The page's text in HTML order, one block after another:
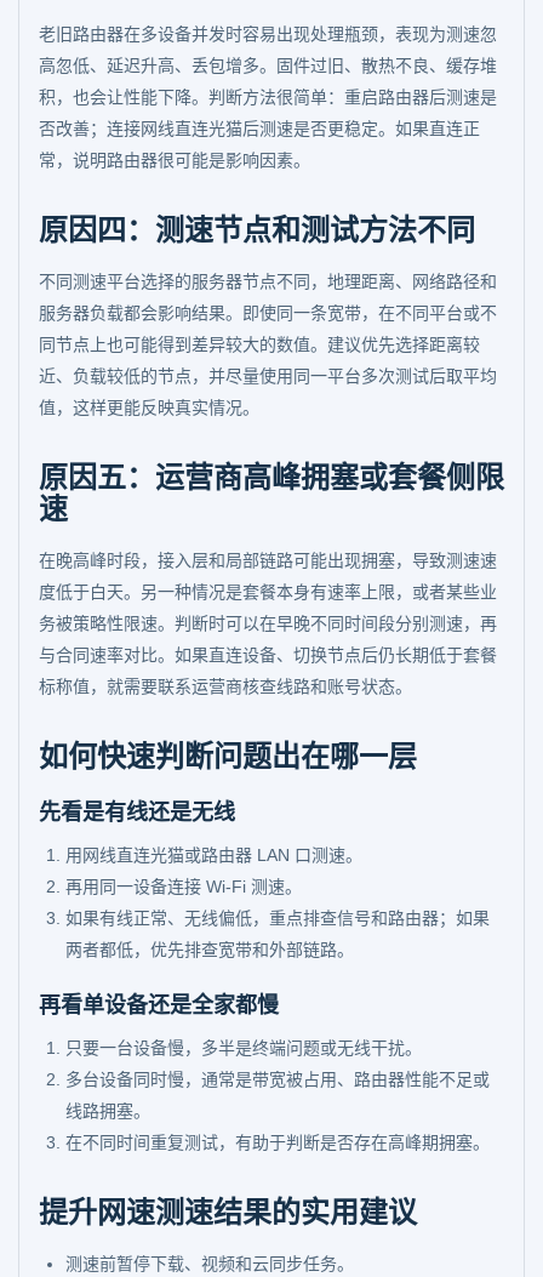
老旧路由器在多设备并发时容易出现处理瓶颈，表现为测速忽
高忽低、延迟升高、丢包增多。固件过旧、散热不良、缓存堆
积，也会让性能下降。判断方法很简单：重启路由器后测速是
否改善；连接网线直连光猫后测速是否更稳定。如果直连正
常，说明路由器很可能是影响因素。
原因四：测速节点和测试方法不同
不同测速平台选择的服务器节点不同，地理距离、网络路径和
服务器负载都会影响结果。即使同一条宽带，在不同平台或不
同节点上也可能得到差异较大的数值。建议优先选择距离较
近、负载较低的节点，并尽量使用同一平台多次测试后取平均
值，这样更能反映真实情况。
原因五：运营商高峰拥塞或套餐侧限
速
在晚高峰时段，接入层和局部链路可能出现拥塞，导致测速速
度低于白天。另一种情况是套餐本身有速率上限，或者某些业
务被策略性限速。判断时可以在早晚不同时间段分别测速，再
与合同速率对比。如果直连设备、切换节点后仍长期低于套餐
标称值，就需要联系运营商核查线路和账号状态。
如何快速判断问题出在哪一层
先看是有线还是无线
用网线直连光猫或路由器 LAN 口测速。
再用同一设备连接 Wi-Fi 测速。
如果有线正常、无线偏低，重点排查信号和路由器；如果
两者都低，优先排查宽带和外部链路。
再看单设备还是全家都慢
只要一台设备慢，多半是终端问题或无线干扰。
多台设备同时慢，通常是带宽被占用、路由器性能不足或
线路拥塞。
在不同时间重复测试，有助于判断是否存在高峰期拥塞。
提升网速测速结果的实用建议
测速前暂停下载、视频和云同步任务。